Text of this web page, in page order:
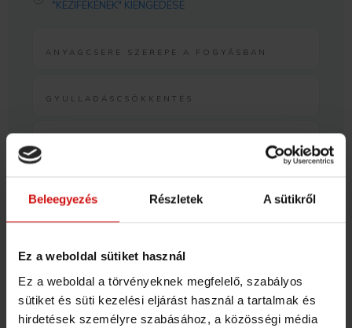
Beleegyezés Részletek A sütikről
Ez a weboldal sütiket használ
Ez a weboldal a törvényeknek megfelelő, szabályos
sütiket és süti kezelési eljárást használ a tartalmak és
hirdetések személyre szabásához, a közösségi média
"KÉZIFÉKÉNEK" KIENGEDÉSE
ANYAGCSERE SZEREPE A FOGYÁSBAN
GYULLADÁSCSÖKKENTÉS
3. HÉT: INTERMITTENT FASTING – AZ IDŐSZAKOS BÖJT
MEGÉRTÉSE ÉS ALKALMAZÁSA